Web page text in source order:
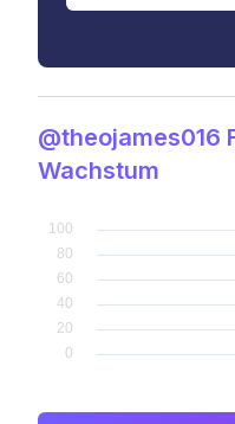
@theojames016
Wachstum